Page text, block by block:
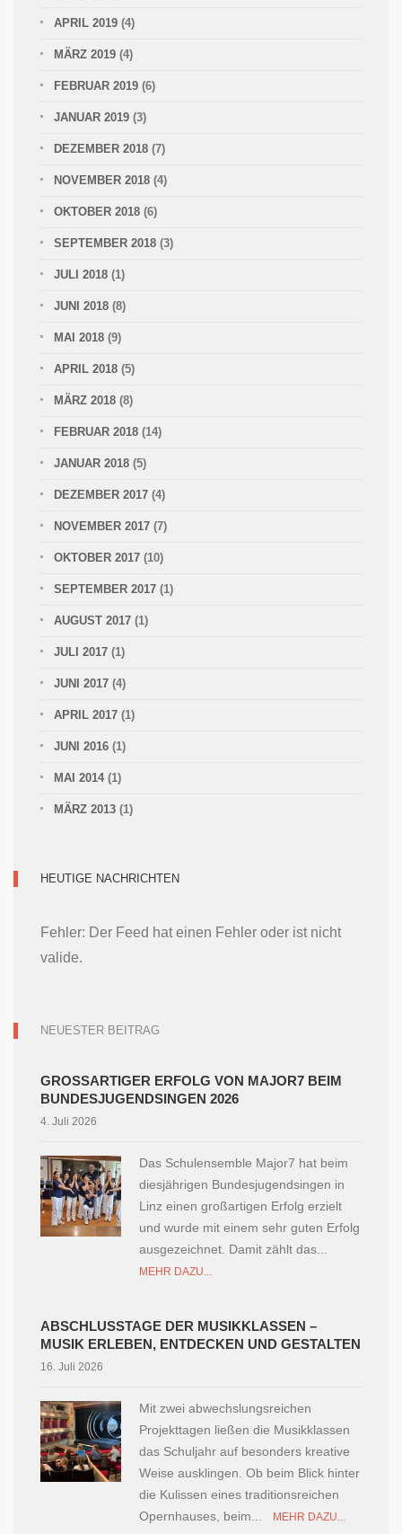
APRIL 2019 (4)
MÄRZ 2019 (4)
FEBRUAR 2019 (6)
JANUAR 2019 (3)
DEZEMBER 2018 (7)
NOVEMBER 2018 (4)
OKTOBER 2018 (6)
SEPTEMBER 2018 (3)
JULI 2018 (1)
JUNI 2018 (8)
MAI 2018 (9)
APRIL 2018 (5)
MÄRZ 2018 (8)
FEBRUAR 2018 (14)
JANUAR 2018 (5)
DEZEMBER 2017 (4)
NOVEMBER 2017 (7)
OKTOBER 2017 (10)
SEPTEMBER 2017 (1)
AUGUST 2017 (1)
JULI 2017 (1)
JUNI 2017 (4)
APRIL 2017 (1)
JUNI 2016 (1)
MAI 2014 (1)
MÄRZ 2013 (1)
HEUTIGE NACHRICHTEN
Fehler: Der Feed hat einen Fehler oder ist nicht
valide.
NEUESTER BEITRAG
GROSSARTIGER ERFOLG VON MAJOR7 BEIM B
UNDESJUGENDSINGEN 2026
4. Juli 2026
Das Schulensemble Major7 hat beim
diesjährigen Bundesjugendsingen in
Linz einen großartigen Erfolg erzielt
und wurde mit einem sehr guten Erfolg
ausgezeichnet. Damit zählt das...
MEHR DAZU...
ABSCHLUSSTAGE DER MUSIKKLASSEN –
MUSIK ERLEBEN, ENTDECKEN UND GESTALTEN
16. Juli 2026
Mit zwei abwechslungsreichen
Projekttagen ließen die Musikklassen
das Schuljahr auf besonders kreative
Weise ausklingen. Ob beim Blick hinter
die Kulissen eines traditionsreichen
Opernhauses, beim...
MEHR DAZU...